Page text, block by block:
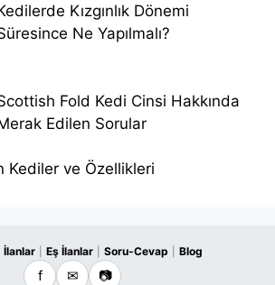
Kızgınlık Dönemi
Ne Yapılmalı?
Fold Kedi Cinsi Hakkında
Edilen Sorular
Kediler ve Özellikleri
İlanlar Eş İlanlar Soru-Cevap Blog
f ✉ 📷